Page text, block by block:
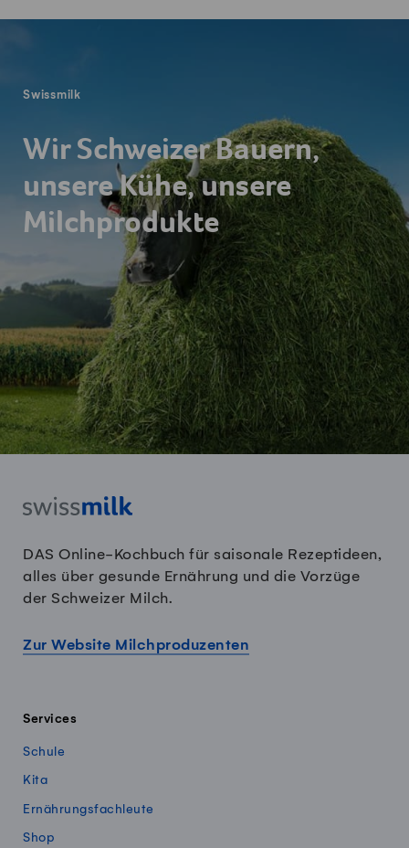
Swissmilk
Wir Schweizer Bauern,
unsere Kühe, unsere
Milchprodukte
DAS Online-Kochbuch für saisonale Rezeptideen,
alles über gesunde Ernährung und die Vorzüge
der Schweizer Milch.
Zur Website Milchproduzenten
Services
Schule
Kita
Ernährungsfachleute
Shop